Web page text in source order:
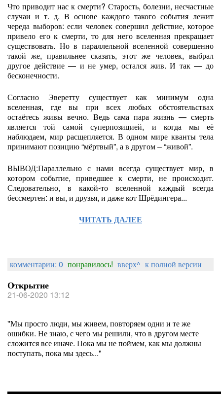
Что приводит нас к смерти? Старость, болезни, несчастные
случаи и т. д. В основе каждого такого события лежит
череда выборов: если человек совершил действие, которое
привело его к смерти, то для него вселенная прекращает
существовать. Но в параллельной вселенной совершенно
такой же, правильнее сказать, этот же человек, выбрал
другое действие — и не умер, остался жив. И так — до
бесконечности.
Согласно Эверетту существует как минимум одна
вселенная, где вы при всех любых обстоятельствах
остаётесь живы вечно. Ведь сама пара жизнь — смерть
является той самой суперпозицией, и когда мы её
наблюдаем, мир расщепляется. В одном мире кванты тела
принимают позицию “мёртвый”, а в другом – “живой”.
ВЫВОД:Параллельно с нами всегда существует мир, в
котором событие, приведшее к смерти, не происходит.
Следовательно, в какой-то вселенной каждый всегда
бессмертен: и вы, и друзья, и даже кот Шрёдингера...
ЧИТАТЬ ДАЛЕЕ
комментарии: 0 понравилось! вверх^ к полной версии
Открытие
21-06-2020 13:12
"Мы просто люди, мы живем, повторяем одни и те же
ошибки. Не знаю, с чего мы решили, что в другом месте
сложится все иначе. Пока мы не поймем, как мы должны
поступать, пока мы здесь..."